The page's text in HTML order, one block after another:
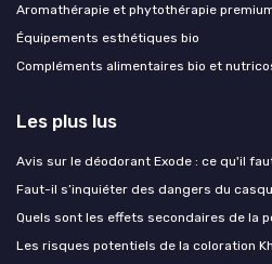
Aromathérapie et phytothérapie
Équipements esthétiques bio
Compléments alimentaires bio et
Les plus lus
Avis sur le déodorant Exode : ce qu'il
Faut-il s’inquiéter des dangers du
Quels sont les effets secondaires de la
Les risques potentiels de la coloration